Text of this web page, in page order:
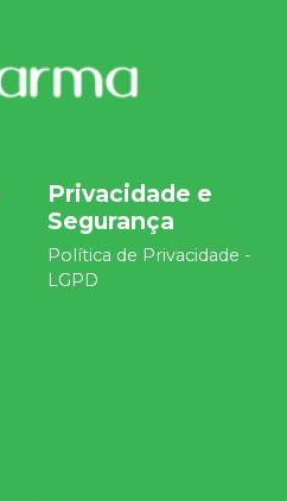
Privacidade e
Segurança
Política de Privacidade -
LGPD